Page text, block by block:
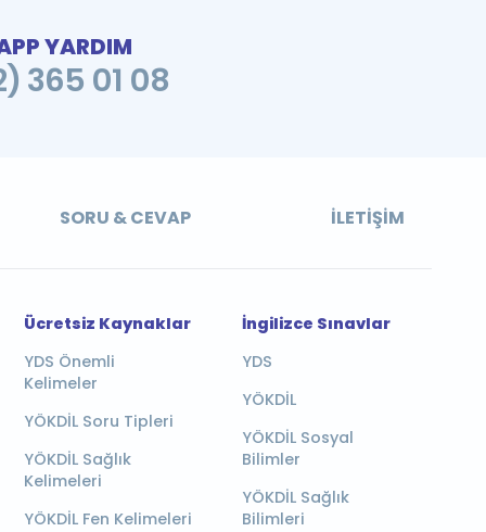
YARDIM
365 01 08
SORU & CEVAP İLETIŞIM
Ücretsiz Kaynaklar
YDS Önemli
Kelimeler
YÖKDİL Soru Tipleri
YÖKDİL Sağlık
Kelimeleri
YÖKDİL Fen Kelimeleri
İngilizce Sınavlar
YDS
YÖKDİL
YÖKDİL Sosyal
Bilimler
YÖKDİL Sağlık
Bilimleri